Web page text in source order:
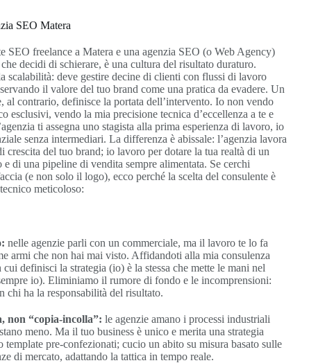
SEO Matera
SEO freelance a Matera e una agenzia SEO (o Web Agency)
decidi di schierare, è una cultura del risultato duraturo.
scalabilità: deve gestire decine di clienti con flussi di lavoro
il valore del tuo brand come una pratica da evadere. Un
al contrario, definisce la portata dell’intervento. Io non vendo
esclusivi, vendo la mia precisione tecnica d’eccellenza a te e
ti assegna uno stagista alla prima esperienza di lavoro, io
senza intermediari. La differenza è abissale: l’agenzia lavora
crescita del tuo brand; io lavoro per dotare la tua realtà di un
e di una pipeline di vendita sempre alimentata. Se cerchi
(e non solo il logo), ecco perché la scelta del consulente è
meticoloso:
nelle agenzie parli con un commerciale, ma il lavoro te lo fa
armi che non hai mai visto. Affidandoti alla mia consulenza
definisci la strategia (io) è la stessa che mette le mani nel
io). Eliminiamo il rumore di fondo e le incomprensioni:
chi ha la responsabilità del risultato.
non “copia-incolla”: le agenzie amano i processi industriali
meno. Ma il tuo business è unico e merita una strategia
template pre-confezionati; cucio un abito su misura basato sulle
di mercato, adattando la tattica in tempo reale.